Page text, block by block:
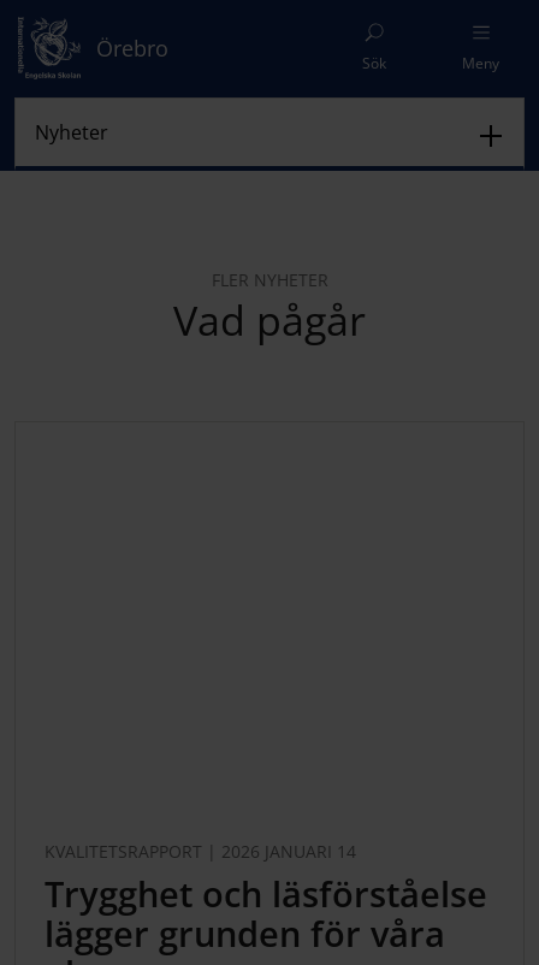
Örebro
Sök Meny
FLER NYHETER
Vad pågår
KVALITETSRAPPORT | 2026 JANUARI 14
Trygghet och läsförståelse
lägger grunden för våra